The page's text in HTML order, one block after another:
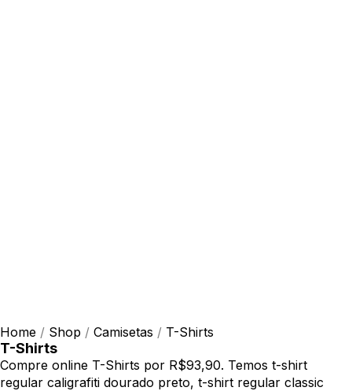
Home / Shop / Camisetas / T-Shirts
T-Shirts
Compre online T-Shirts por R$93,90. Temos t-shirt
regular caligrafiti dourado preto, t-shirt regular classic